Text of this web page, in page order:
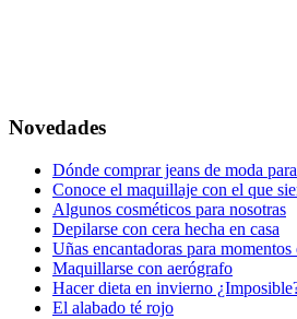
Novedades
Dónde comprar jeans de moda
Conoce el maquillaje con el que
Algunos cosméticos para nosotras
Depilarse con cera hecha en casa
Uñas encantadoras para momentos
Maquillarse con aerógrafo
Hacer dieta en invierno
El alabado té rojo